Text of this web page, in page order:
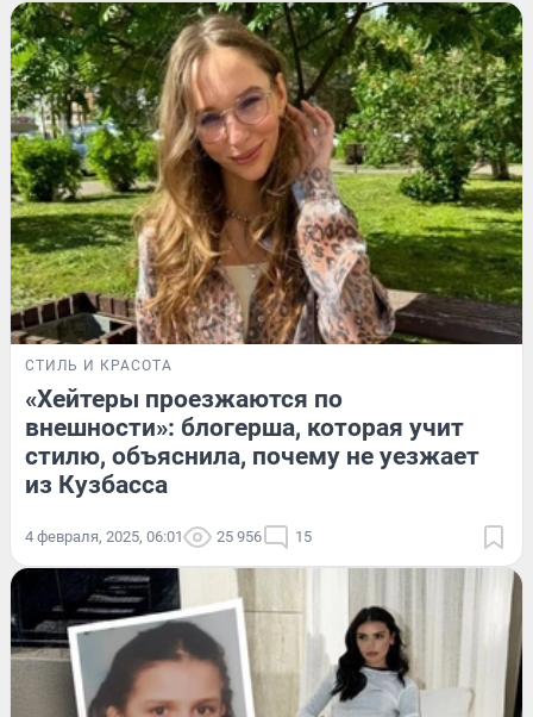
СТИЛЬ И КРАСОТА
«Хейтеры проезжаются по
внешности»: блогерша, которая учит
стилю, объяснила, почему не уезжает
из Кузбасса
4 февраля, 2025, 06:01 25 956 15